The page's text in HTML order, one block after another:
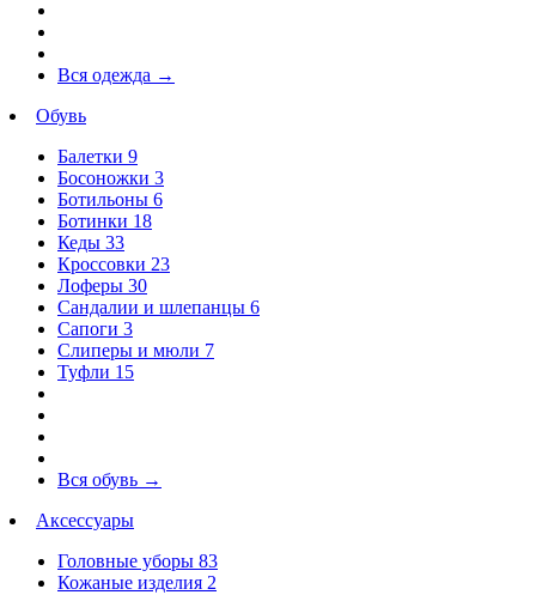
Вся одежда →
Обувь
Балетки 9
Босоножки 3
Ботильоны 6
Ботинки 18
Кеды 33
Кроссовки 23
Лоферы 30
Сандалии и шлепанцы 6
Сапоги 3
Слиперы и мюли 7
Туфли 15
Вся обувь →
Аксессуары
Головные уборы 83
Кожаные изделия 2